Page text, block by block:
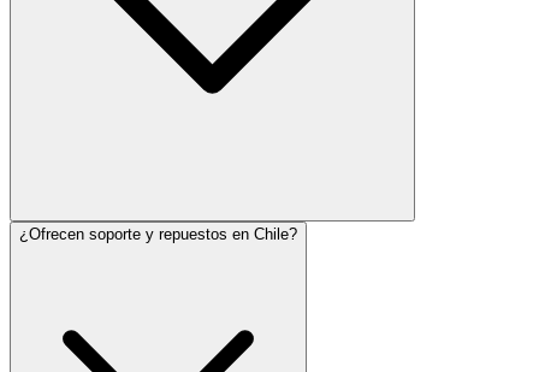
¿Ofrecen soporte y repuestos en Chile?